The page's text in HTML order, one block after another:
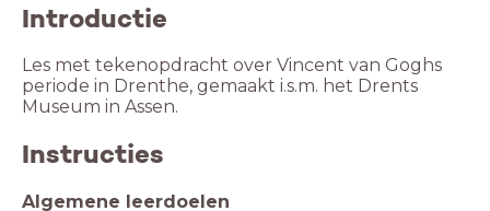
Introductie
Les met tekenopdracht over Vincent van Goghs
periode in Drenthe, gemaakt i.s.m. het Drents
Museum in Assen.
Instructies